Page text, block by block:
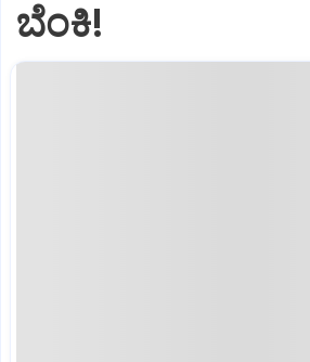
ಬೆಂಕಿ!